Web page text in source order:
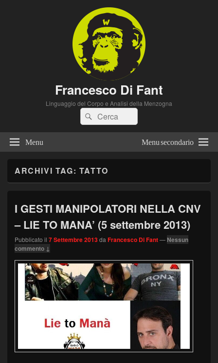
Francesco Di Fant
Linguaggio del Corpo e Analisi della Menzogna
Cerca:Cerca
Menu Menu secondario
ARCHIVI TAG: TATTO
I GESTI MANIPOLATORI NELLA CNV
– LIE TO MANA’ (5 settembre 2013)
Pubblicato il 7 Settembre 2013da Francesco Di Fant— Nessun
commento ↓